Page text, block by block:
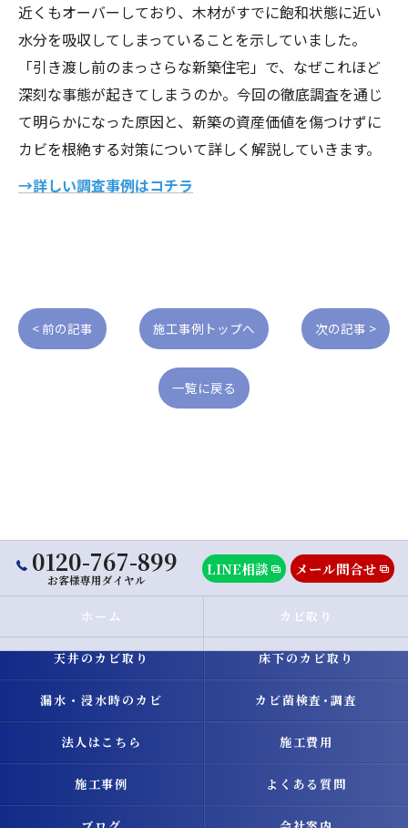
近くもオーバーしており、木材がすでに飽和状態に近い
水分を吸収してしまっていることを示していました。
「引き渡し前のまっさらな新築住宅」で、なぜこれほど
深刻な事態が起きてしまうのか。今回の徹底調査を通じ
て明らかになった原因と、新築の資産価値を傷つけずに
カビを根絶する対策について詳しく解説していきます。
→詳しい調査事例はコチラ
< 前の記事 施工事例トップへ 次の記事 >
一覧に戻る
0120-767-899
お客様専用ダイヤル
LINE相談 メール問合せ
ホーム カビ取り
天井のカビ取り 床下のカビ取り
漏水・浸水時のカビ カビ菌検査･調査
法人はこちら 施工費用
施工事例 よくある質問